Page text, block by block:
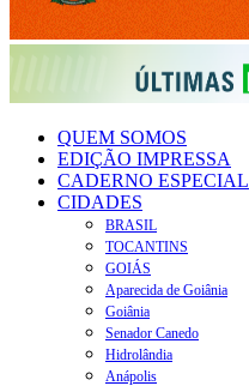
QUEM SOMOS
EDIÇÃO IMPRESSA
CADERNO ESPECIAL
CIDADES
BRASIL
TOCANTINS
GOIÁS
Aparecida de Goiânia
Goiânia
Senador Canedo
Hidrolândia
Anápolis